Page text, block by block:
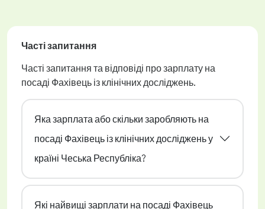
Часті запитання
Часті запитання та відповіді про зарплату на
посаді Фахівець із клінічних досліджень.
Яка зарплата або скільки заробляють на
посаді Фахівець із клінічних досліджень у
країні Чеська Республіка?
Які найвищі зарплати на посаді Фахівець